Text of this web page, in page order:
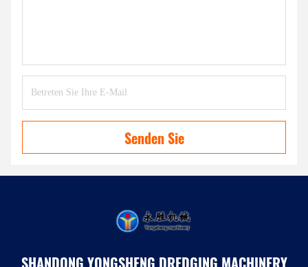
Senden Sie
SHANDONG YONGSHENG DREDGING MACHINERY